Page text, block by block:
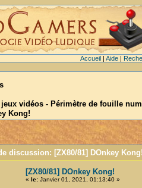
Accueil| Aide|
vidéos - Périmètre de fouille
Kong!
discussion: [ZX80/81] DOnkey
[ZX80/81] DOnkey Kong!
« le:Janvier 01, 2021, 01:13:40 »